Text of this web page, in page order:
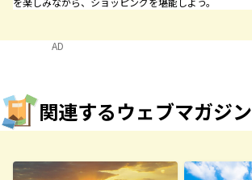
AD
関連するウェブマガジン